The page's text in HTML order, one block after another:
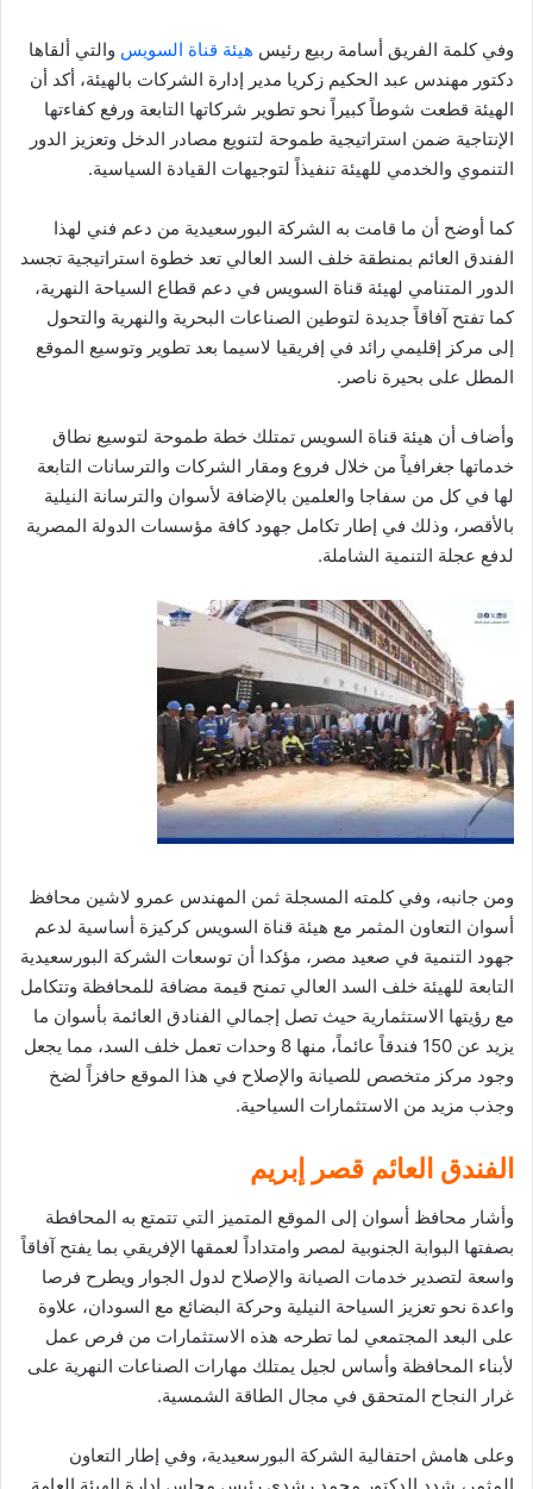
وفي كلمة الفريق أسامة ربيع رئيس هيئة قناة السويس والتي ألقاها
دكتور مهندس عبد الحكيم زكريا مدير إدارة الشركات بالهيئة، أكد أن
الهيئة قطعت شوطاً كبيراً نحو تطوير شركاتها التابعة ورفع كفاءتها
الإنتاجية ضمن استراتيجية طموحة لتنويع مصادر الدخل وتعزيز الدور
التنموي والخدمي للهيئة تنفيذاً لتوجيهات القيادة السياسية.
كما أوضح أن ما قامت به الشركة البورسعيدية من دعم فني لهذا
الفندق العائم بمنطقة خلف السد العالي تعد خطوة استراتيجية تجسد
الدور المتنامي لهيئة قناة السويس في دعم قطاع السياحة النهرية،
كما تفتح آفاقاً جديدة لتوطين الصناعات البحرية والنهرية والتحول
إلى مركز إقليمي رائد في إفريقيا لاسيما بعد تطوير وتوسيع الموقع
المطل على بحيرة ناصر.
وأضاف أن هيئة قناة السويس تمتلك خطة طموحة لتوسيع نطاق
خدماتها جغرافياً من خلال فروع ومقار الشركات والترسانات التابعة
لها في كل من سفاجا والعلمين بالإضافة لأسوان والترسانة النيلية
بالأقصر، وذلك في إطار تكامل جهود كافة مؤسسات الدولة المصرية
لدفع عجلة التنمية الشاملة.
ومن جانبه، وفي كلمته المسجلة ثمن المهندس عمرو لاشين محافظ
أسوان التعاون المثمر مع هيئة قناة السويس كركيزة أساسية لدعم
جهود التنمية في صعيد مصر، مؤكدا أن توسعات الشركة البورسعيدية
التابعة للهيئة خلف السد العالي تمنح قيمة مضافة للمحافظة وتتكامل
مع رؤيتها الاستثمارية حيث تصل إجمالي الفنادق العائمة بأسوان ما
يزيد عن 150 فندقاً عائماً، منها 8 وحدات تعمل خلف السد، مما يجعل
وجود مركز متخصص للصيانة والإصلاح في هذا الموقع حافزاً لضخ
وجذب مزيد من الاستثمارات السياحية.
الفندق العائم قصر إبريم
وأشار محافظ أسوان إلى الموقع المتميز التي تتمتع به المحافطة
بصفتها البوابة الجنوبية لمصر وامتداداً لعمقها الإفريقي بما يفتح آفاقاً
واسعة لتصدير خدمات الصيانة والإصلاح لدول الجوار ويطرح فرصا
واعدة نحو تعزيز السياحة النيلية وحركة البضائع مع السودان، علاوة
على البعد المجتمعي لما تطرحه هذه الاستثمارات من فرص عمل
لأبناء المحافظة وأساس لجيل يمتلك مهارات الصناعات النهرية على
غرار النجاح المتحقق في مجال الطاقة الشمسية.
وعلى هامش احتفالية الشركة البورسعيدية، وفي إطار التعاون